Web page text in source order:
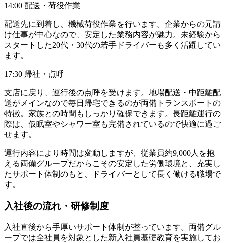
14:00 配送・荷役作業
配送先に到着し、機械荷役作業を行います。企業からの元請
け仕事が中心なので、安定した業務内容が魅力。未経験から
スタートした20代・30代の若手ドライバーも多く活躍してい
ます。
17:30 帰社・点呼
支店に戻り、運行後の点呼を受けます。地場配送・中距離配
送がメインなので毎日帰宅できるのが両備トランスポートの
特徴。家族との時間もしっかり確保できます。長距離運行の
際は、仮眠室やシャワー室も完備されているので快適に過ご
せます。
運行内容により時間は変動しますが、従業員約9,000人を抱
える両備グループだからこその安定した労働環境と、充実し
たサポート体制のもと、ドライバーとして長く働ける職場で
す。
入社後の流れ・研修制度
入社直後から手厚いサポート体制が整っています。両備グル
ープでは全社員を対象とした新入社員基礎教育を実施してお